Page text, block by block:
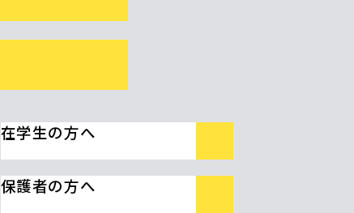
在学生の方へ
保護者の方へ